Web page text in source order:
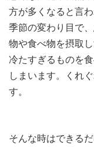
方が多くなると言わ
季節の変わり目で
物や食べ物を摂取
冷たすぎるものを
しまいます。くれ
す。
そんな時はできる